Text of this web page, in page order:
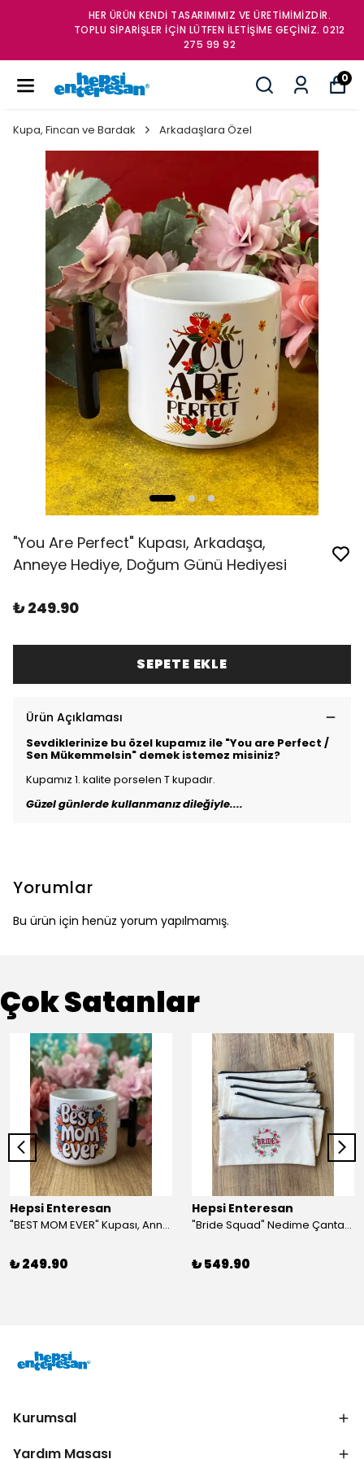
HER ÜRÜN KENDİ TASARIMIMIZ VE ÜRETİMİMİZDİR.
TOPLU SİPARİŞLER İÇİN LÜTFEN İLETİŞİME GEÇİNİZ. 0212
275 99 92
0
Kupa, Fincan ve Bardak Arkadaşlara Özel
"You Are Perfect" Kupası, Arkadaşa,
Anneye Hediye, Doğum Günü Hediyesi
₺ 249.90
SEPETE EKLE
Ürün Açıklaması
Sevdiklerinize bu özel kupamız ile "You are Perfect /
Sen Mükemmelsin" demek istemez misiniz?
Kupamız 1. kalite porselen T kupadır.
Güzel günlerde kullanmanız dileğiyle....
Yorumlar
Bu ürün için henüz yorum yapılmamış.
Çok Satanlar
Hepsi Enteresan
"BEST MOM EVER" Kupası, Anneye Hediye, Anneler Günü, Porselen T Kupa
₺ 249.90
Hepsi Enteresan
"Bride Squad" Nedime Çantası, Kına Hediyesi, Düğün Hediyesi (5 adet)
₺ 549.90
Kurumsal
Yardım Masası